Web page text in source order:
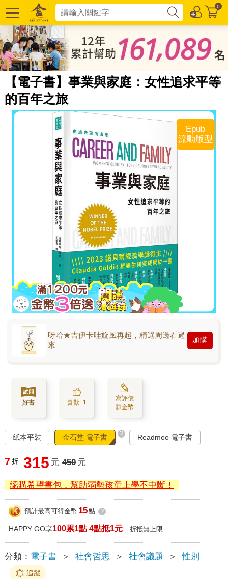
0
【電子書】事業與家庭：女性追求平等
的百年之旅
Epub
流動版型
呀哈★吉伊卡哇旋風再起，精選周邊看過
來
加購
好書 喜歡+1
寫評價
賺金幣
紙本平裝 金石堂 電子書 ? Readmoo 電子書
7 折 315 元 450 元
認購希望書包，幫助弱勢孩童上學不中斷！
預計最高可得金幣 15點 ?
HAPPY GO享100累1點 4點抵1元 折抵無上限
分類： 電子書 ＞ 社會哲思 ＞ 社會議題 ＞ 性別
追蹤